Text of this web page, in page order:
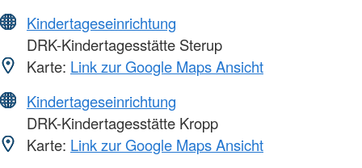
Kindertageseinrichtung
DRK-Kindertagesstätte Sterup
Karte: Link zur Google Maps Ansicht
Kindertageseinrichtung
DRK-Kindertagesstätte Kropp
Karte: Link zur Google Maps Ansicht